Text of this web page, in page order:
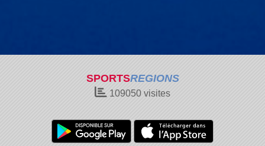
SPORTSREGIONS
109050 visites